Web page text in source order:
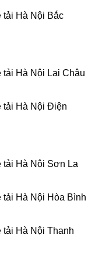
tải Hà Nội Bắc
tải Hà Nội Lai Châu
tải Hà Nội Điện
tải Hà Nội Sơn La
tải Hà Nội Hòa Bình
tải Hà Nội Thanh